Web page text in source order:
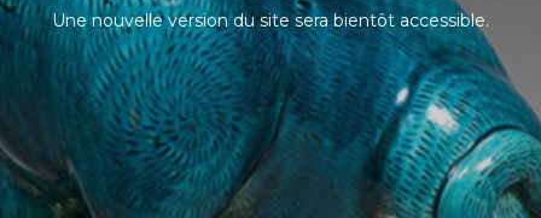
Une nouvelle version du site sera bientôt accessible.